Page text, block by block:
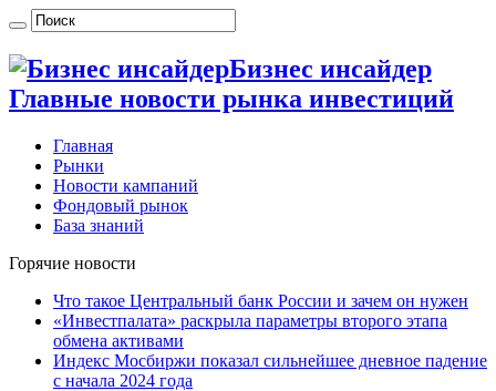
Бизнес инсайдер
Главные новости рынка инвестиций
Главная
Рынки
Новости кампаний
Фондовый рынок
База знаний
Горячие новости
Что такое Центральный банк России и зачем он нужен
«Инвестпалата» раскрыла параметры второго этапа
обмена активами
Индекс Мосбиржи показал сильнейшее дневное падение
с начала 2024 года